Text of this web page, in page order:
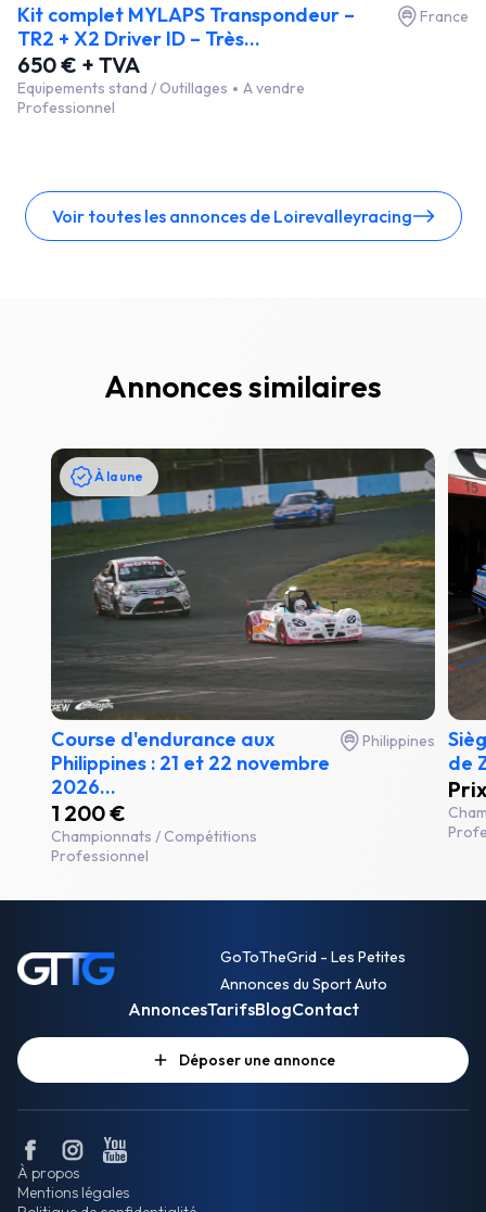
Kit complet MYLAPS Transpondeur –
TR2 + X2 Driver ID – Très...
France
650 € + TVA
Equipements stand / Outillages
A vendre
Professionnel
Voir toutes les annonces de Loirevalleyracing
Annonces similaires
À la une
Course d'endurance aux
Philippines : 21 et 22 novembre
2026...
Philippines
1 200 €
Championnats / Compétitions
Professionnel
de
GoToTheGrid - Les Petites
Annonces du Sport Auto
AnnoncesTarifsBlogContact
Déposer une annonce
À propos
Mentions légales